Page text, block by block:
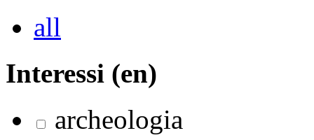
all
Interessi (en)
archeologia